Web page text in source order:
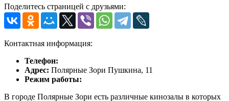
Поделитесь страницей с друзьями:
Контактная информация:
Телефон:
Адрес: Полярные Зори Пушкина, 11
Режим работы:
В городе Полярные Зори есть различные кинозалы в которых